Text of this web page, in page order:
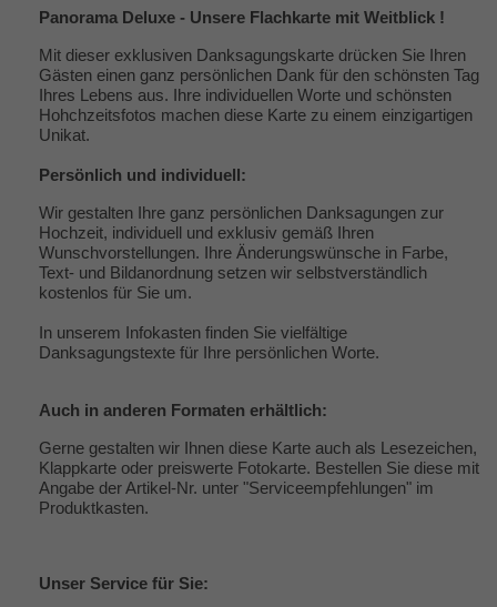
Panorama Deluxe - Unsere Flachkarte mit Weitblick !
Mit dieser exklusiven Danksagungskarte drücken Sie Ihren
Gästen einen ganz persönlichen Dank für den schönsten Tag
Ihres Lebens aus. Ihre individuellen Worte und schönsten
Hohchzeitsfotos machen diese Karte zu einem einzigartigen
Unikat.
Persönlich und individuell:
Wir gestalten Ihre ganz persönlichen Danksagungen zur
Hochzeit, individuell und exklusiv gemäß Ihren
Wunschvorstellungen. Ihre Änderungswünsche in Farbe,
Text- und Bildanordnung setzen wir selbstverständlich
kostenlos für Sie um.
In unserem Infokasten finden Sie vielfältige
Danksagungstexte für Ihre persönlichen Worte.
Auch in anderen Formaten erhältlich:
Gerne gestalten wir Ihnen diese Karte auch als Lesezeichen,
Klappkarte oder preiswerte Fotokarte. Bestellen Sie diese mit
Angabe der Artikel-Nr. unter "Serviceempfehlungen" im
Produktkasten.
Unser Service für Sie: